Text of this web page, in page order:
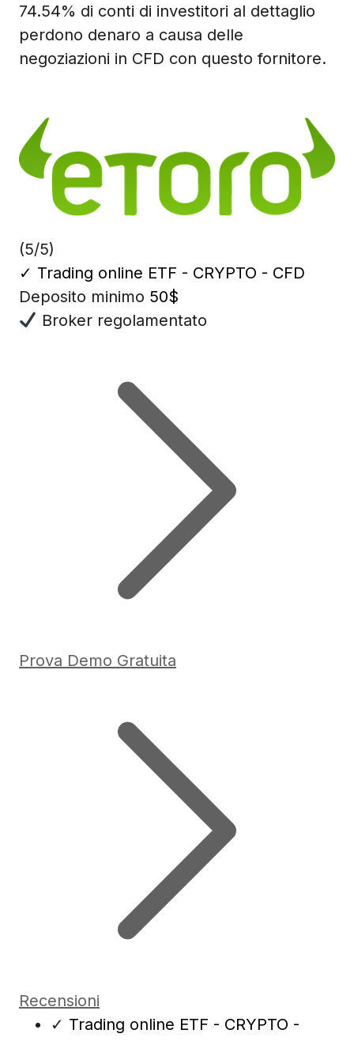
74.54% di conti di investitori al dettaglio
perdono denaro a causa delle
negoziazioni in CFD con questo fornitore.
(5/5)
✓ Trading online ETF - CRYPTO - CFD
Deposito minimo 50$
Broker regolamentato
Prova Demo Gratuita
Recensioni
✓ Trading online ETF - CRYPTO -